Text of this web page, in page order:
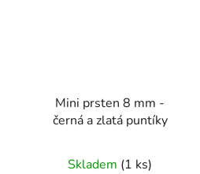
Mini prsten 8 mm -
černá a zlatá puntíky
Skladem (1 ks)